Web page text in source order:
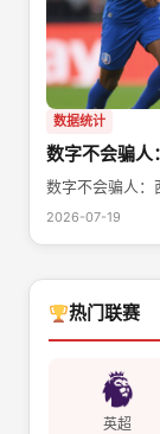
数据统计
数字不会骗人
数字不会骗人：
2026-07-19
热门联赛
英超